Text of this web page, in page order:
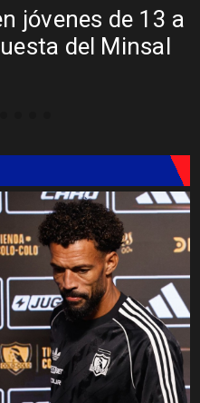
Parque
inversión de $4